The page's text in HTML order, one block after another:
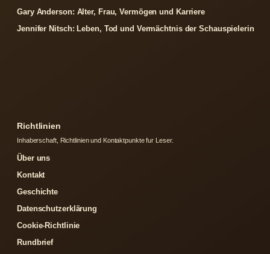
Gary Anderson: Alter, Frau, Vermögen und Karriere
Jennifer Nitsch: Leben, Tod und Vermächtnis der Schauspielerin
Richtlinien
Inhaberschaft, Richtlinien und Kontaktpunkte fur Leser.
Über uns
Kontakt
Geschichte
Datenschutzerklärung
Cookie-Richtlinie
Rundbrief